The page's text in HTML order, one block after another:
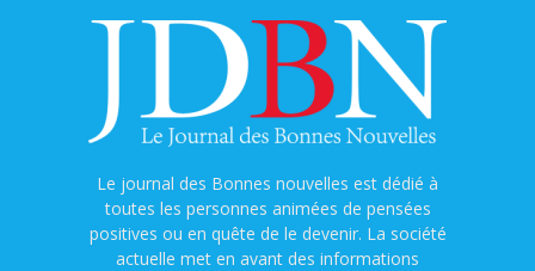
Le journal des Bonnes nouvelles est dédié à
toutes les personnes animées de pensées
positives ou en quête de le devenir. La société
actuelle met en avant des informations